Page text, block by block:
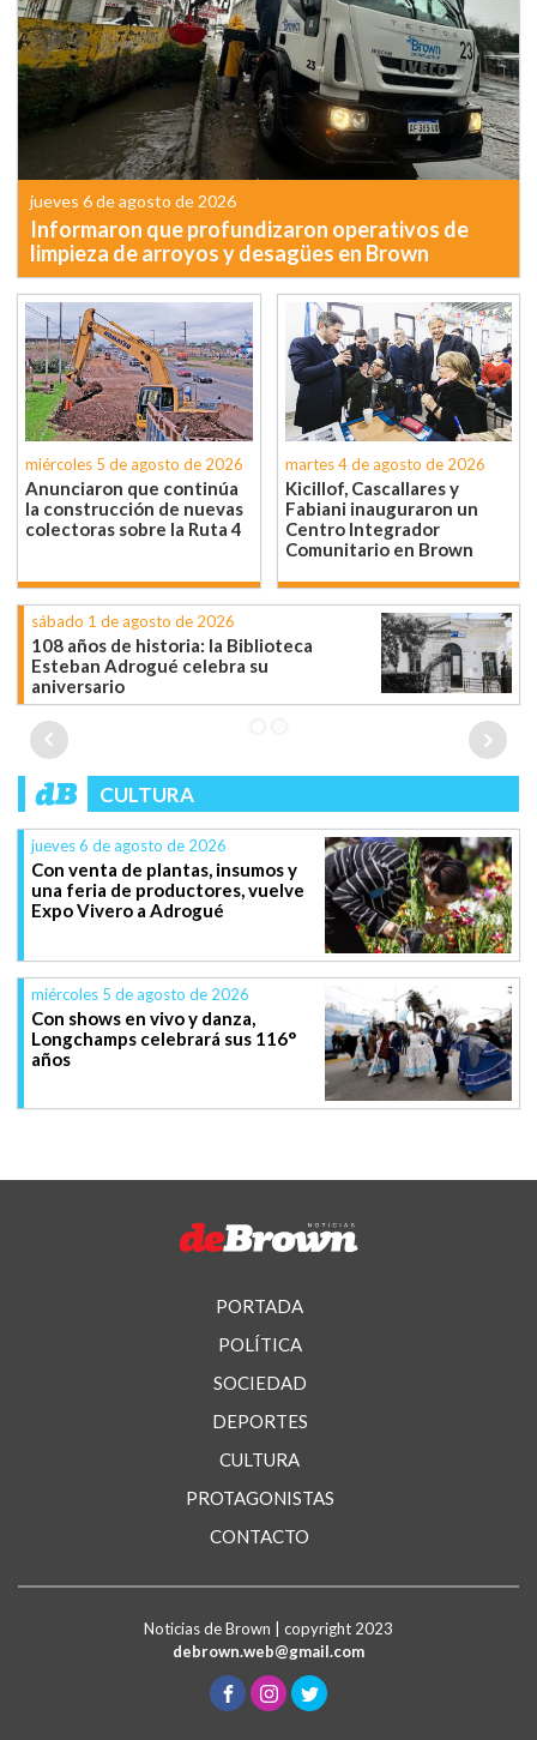
jueves 6 de agosto de 2026
Informaron que profundizaron operativos de
limpieza de arroyos y desagües en Brown
miércoles 5 de agosto de 2026
Anunciaron que continúa
la construcción de nuevas
colectoras sobre la Ruta 4
martes 4 de agosto de 2026
Kicillof, Cascallares y
Fabiani inauguraron un
Centro Integrador
Comunitario en Brown
sábado 1 de agosto de 2026
108 años de historia: la Biblioteca
Esteban Adrogué celebra su
aniversario
CULTURA
jueves 6 de agosto de 2026
Con venta de plantas, insumos y
una feria de productores, vuelve
Expo Vivero a Adrogué
miércoles 5 de agosto de 2026
Con shows en vivo y danza,
Longchamps celebrará sus 116°
años
PORTADA
POLÍTICA
SOCIEDAD
DEPORTES
CULTURA
PROTAGONISTAS
CONTACTO
Noticias de Brown | copyright 2023
debrown.web@gmail.com